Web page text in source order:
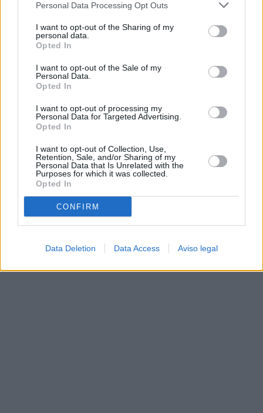
negar su consentimiento. Tenga en cuenta que algún
de su consentimiento, pero usted tiene el derecho de
rechazar tal procesamiento. Sus preferencias se aplicarán
cualquier momento entrando de nuevo en este sitio web o
visitando nuestra política de privacidad.
Personal Data Processing Opt Outs
I want to opt-out of the Sharing of my
personal data.
Opted In
I want to opt-out of the Sale of my
Personal Data.
Opted In
I want to opt-out of processing my
Personal Data for Targeted Advertising.
Opted In
I want to opt-out of Collection, Use,
Retention, Sale, and/or Sharing of my
Personal Data that Is Unrelated with the
Purposes for which it was collected.
Opted In
CONFIRM
Data Deletion Data Access Aviso legal